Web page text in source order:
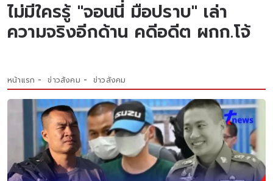
ไม่มีใครรู้ "จอนนี่ มือปราบ" เล่า
ความจริงอีกด้าน คดีอดีต ผกก.โจ้
หน้าแรก ข่าวสังคม ข่าวสังคม